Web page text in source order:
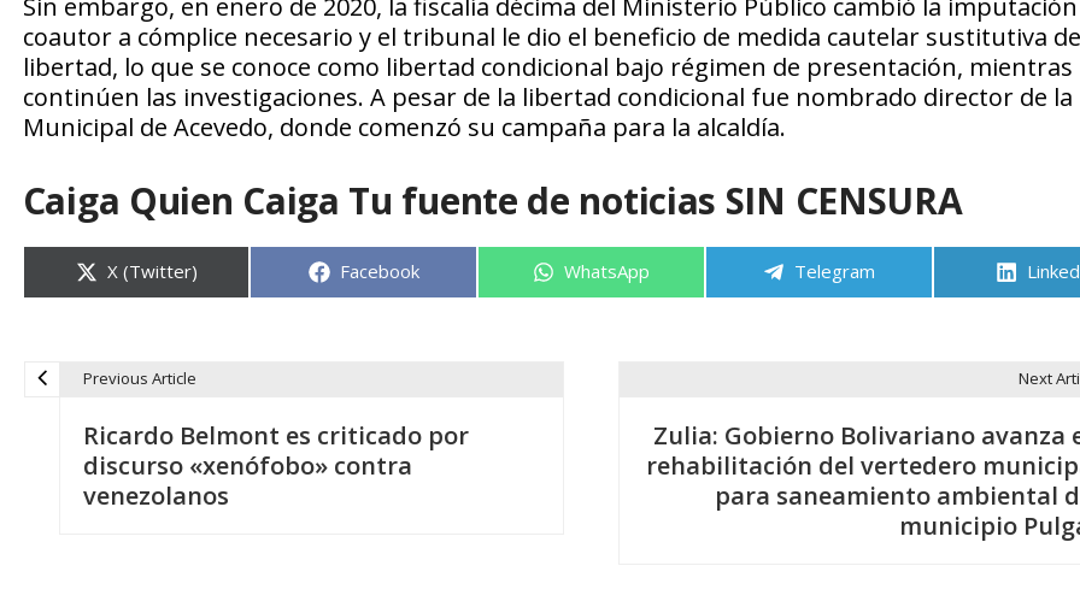
Sin embargo, en enero de 2020, la fiscalía décima del Ministerio Público cambió la
coautor a cómplice necesario y el tribunal le dio el beneficio de medida cautelar sustitutiva de
libertad, lo que se conoce como libertad condicional bajo régimen de presentación, mientras
continúen las investigaciones. A pesar de la libertad condicional fue nombrado director de la
Municipal de Acevedo, donde comenzó su campaña para la alcaldía.
Caiga Quien Caiga Tu fuente de noticias SIN CENSURA
Compartir
en
X (Twitter) Compartir
Facebook Compartir
WhatsApp Compartir
Telegram
Previous Article
Ricardo Belmont es criticado por
discurso «xenófobo» contra
venezolanos
Next
Zulia: Gobierno Bolivariano avanza
rehabilitación del vertedero
para saneamiento ambiental
municipio